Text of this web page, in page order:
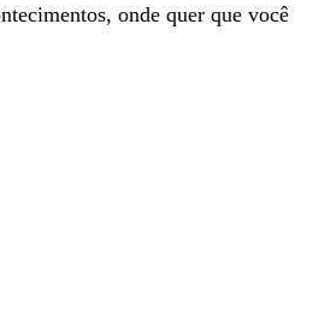
onde quer que você